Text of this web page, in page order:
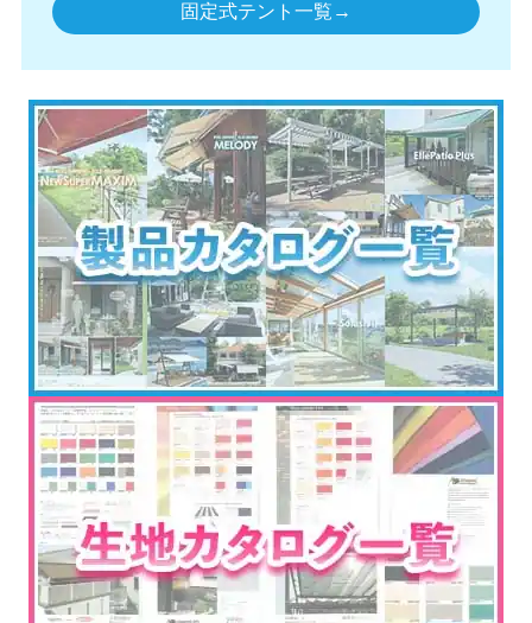
固定式テント一覧→